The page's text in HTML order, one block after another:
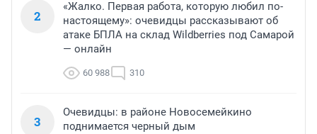
2
«Жалко. Первая работа, которую любил по-
настоящему»: очевидцы рассказывают об
атаке БПЛА на склад Wildberries под Самарой
— онлайн
60 988 310
3
Очевидцы: в районе Новосемейкино
поднимается черный дым